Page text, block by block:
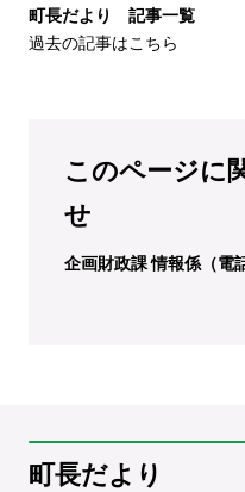
町長だより 記事一覧
過去の記事はこちら
このページに
せ
企画財政課 情報係（電
町長だより